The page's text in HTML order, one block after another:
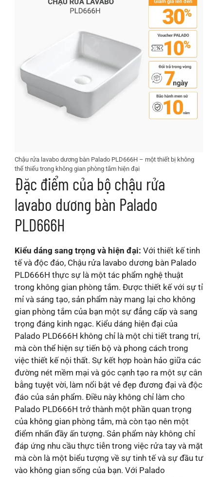
Chậu rửa lavabo dương bàn Palado PLD666H – một thiết bị không
thể thiếu trong không gian phòng tắm hiện đại
Đặc điểm của bộ chậu rửa
lavabo dương bàn Palado
PLD666H
Kiểu dáng sang trọng và hiện đại: Với thiết kế tinh
tế và độc đáo, Chậu rửa lavabo dương bàn Palado
PLD666H thực sự là một tác phẩm nghệ thuật
trong không gian phòng tắm. Được thiết kế với sự tỉ
mỉ và sáng tạo, sản phẩm này mang lại cho không
gian phòng tắm của bạn một sự đẳng cấp và sang
trọng đáng kinh ngạc. Kiểu dáng hiện đại của
Palado PLD666H không chỉ là một chi tiết trang trí,
mà còn thể hiện sự tiến bộ và phong cách trong
việc thiết kế nội thất. Sự kết hợp hoàn hảo giữa các
đường nét mềm mại và góc cạnh tạo ra một sự cân
bằng tuyệt vời, làm nổi bật vẻ đẹp đương đại và độc
đáo của sản phẩm. Điều này không chỉ làm cho
Palado PLD666H trở thành một phần quan trọng
của không gian phòng tắm, mà còn tạo nên một
điểm nhấn đầy ấn tượng. Sản phẩm này không chỉ
đáp ứng nhu cầu thực tiễn trong việc rửa tay và mặt
mà còn là một biểu tượng về sự tinh tế và sự đầu tư
vào không gian sống của bạn. Với Palado